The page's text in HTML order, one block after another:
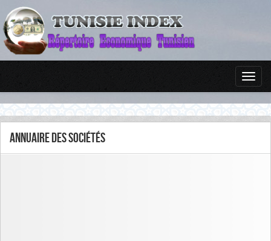
Annuaire des sociétés